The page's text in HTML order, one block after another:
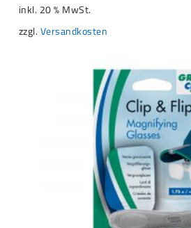
inkl. 20 % MwSt.
zzgl. Versandkosten